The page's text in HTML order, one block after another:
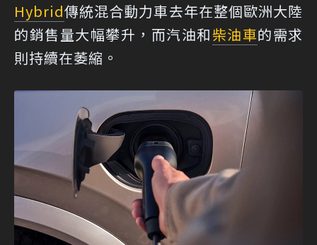
Hybrid傳統混合動力車去年在整個歐洲大陸
的銷售量大幅攀升，而汽油和柴油車的需求
則持續在萎縮。